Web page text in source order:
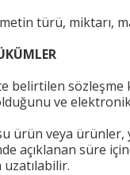
türü, miktarı,
belirtilen
ve
ürün veya ürünler,
açıklanan süre